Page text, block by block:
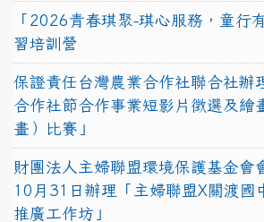
「2026青春琪聚-琪心服務，童行
習培訓營
保證責任台灣農業合作社聯合社辦
合作社節合作事業短影片徵選及繪
畫）比賽」
財團法人主婦聯盟環境保護基金會
10月31日辦理「主婦聯盟X關渡國
推廣工作坊」